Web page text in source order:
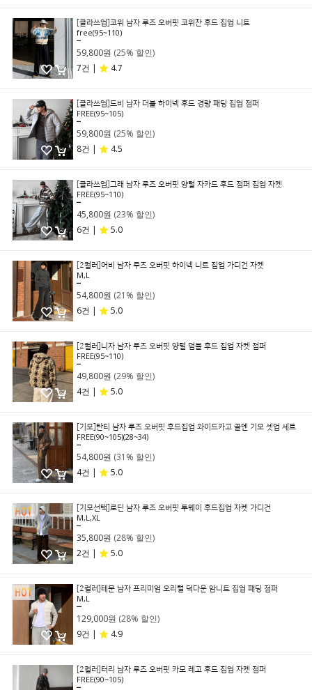
[클라쓰업]코위 남자 루즈 오버핏 코위찬 후드 집업 니트
free(95~110)
59,800원 (25% 할인)
7건 |
4.7
[클라쓰업]드비 남자 더블 하이넥 후드 경량 패딩 집업 점퍼
FREE(95~105)
59,800원 (25% 할인)
8건 |
4.5
[클라쓰업]그래 남자 루즈 오버핏 양털 자카드 후드 점퍼 집업 자켓
FREE(95~110)
45,800원 (23% 할인)
6건 |
5.0
[2컬러]어비 남자 루즈 오버핏 하이넥 니트 집업 가디건 자켓
M,L
54,800원 (21% 할인)
6건 |
5.0
[2컬러]니자 남자 루즈 오버핏 양털 덤블 후드 집업 자켓 점퍼
FREE(95~110)
49,800원 (29% 할인)
4건 |
5.0
[기모]탄티 남자 루즈 오버핏 후드집업 와이드카고 골덴 기모 셋업 세트
FREE(90~105)(28~34)
54,800원 (31% 할인)
4건 |
5.0
[기모선택]로딘 남자 루즈 오버핏 투웨이 후드집업 자켓 가디건
M,L,XL
35,800원 (28% 할인)
2건 |
5.0
[2컬러]테문 남자 프리미엄 오리털 덕다운 암니트 집업 패딩 점퍼
M,L
129,000원 (28% 할인)
9건 |
4.9
[2컬러]터리 남자 루즈 오버핏 카모 레고 후드 집업 자켓 점퍼
FREE(90~105)